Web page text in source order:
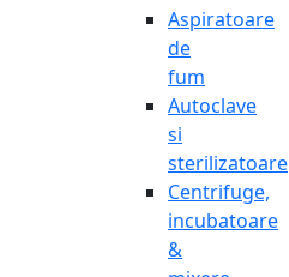
Aspiratoare
de
fum
Autoclave
si
sterilizatoare
Centrifuge,
incubatoare
&